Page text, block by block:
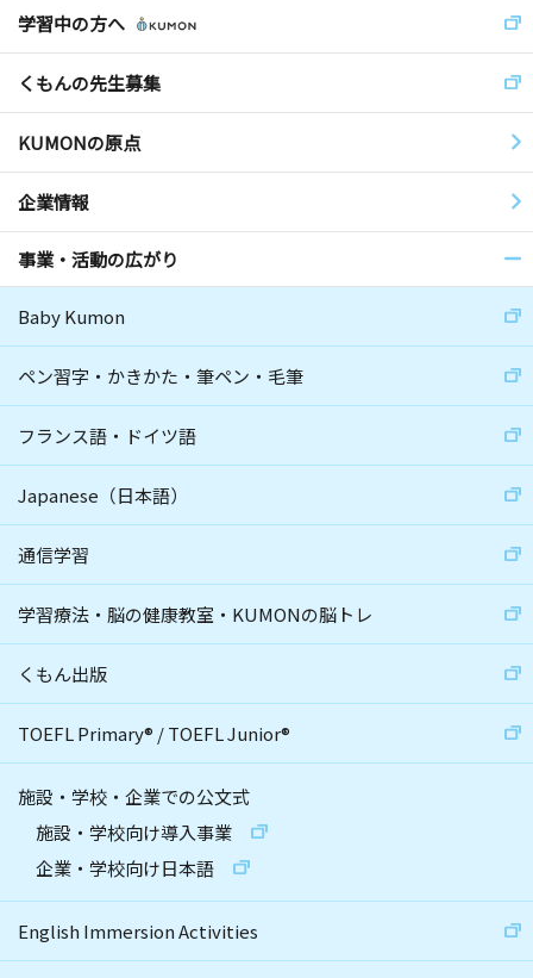
学習中の方へ
くもんの先生募集
KUMONの原点
企業情報
事業・活動の広がり
Baby Kumon
ペン習字・かきかた・筆ペン・毛筆
フランス語・ドイツ語
Japanese（日本語）
通信学習
学習療法・脳の健康教室・KUMONの脳トレ
くもん出版
TOEFL Primary® /TOEFL Junior®
施設・学校・企業での公文式
施設・学校向け導入事業
企業・学校向け日本語
English Immersion Activities